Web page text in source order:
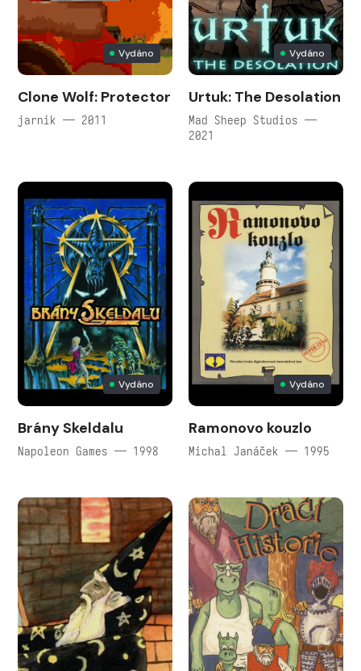
Vydáno
Clone Wolf: Protector
jarnik — 2011
Vydáno
Urtuk: The Desolation
Mad Sheep Studios —
2021
Vydáno
Brány Skeldalu
Napoleon Games — 1998
Vydáno
Ramonovo kouzlo
Michal Janáček — 1995